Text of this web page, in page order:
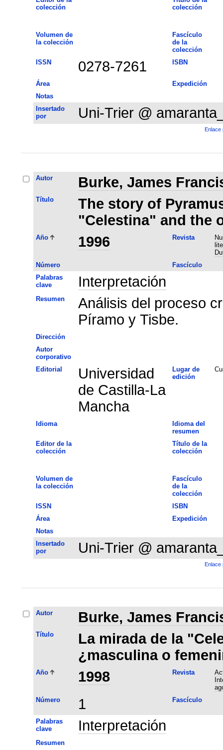
colección
colección
Volumen de
la colección
Fascículo
de la
colección
ISSN
0278-7261 ISBN
Área
Expedición
Notas
Insertado
por
Uni-Trier @
Enlace
Autor Burke, James
Título
The story of
"Celestina" and the
Año 1996 Revista
Número
Fascículo
Palabras
clave
Interpretación
Resumen
Análisis del proceso
Píramo y Tisbe.
Dirección
Autor
corporativo
Editorial
Universidad
de Castilla-La
Mancha
Lugar de
edición
Idioma
Idioma del
resumen
Editor de la
colección
Título de la
colección
Volumen de
la colección
Fascículo
de la
colección
ISSN
ISBN
Área
Expedición
Notas
Insertado
por
Uni-Trier @
Enlace
Autor Burke, James
Título
La mirada de la
¿masculina o
Año 1998 Revista
Número
1 Fascículo
Palabras
clave
Interpretación
Resumen